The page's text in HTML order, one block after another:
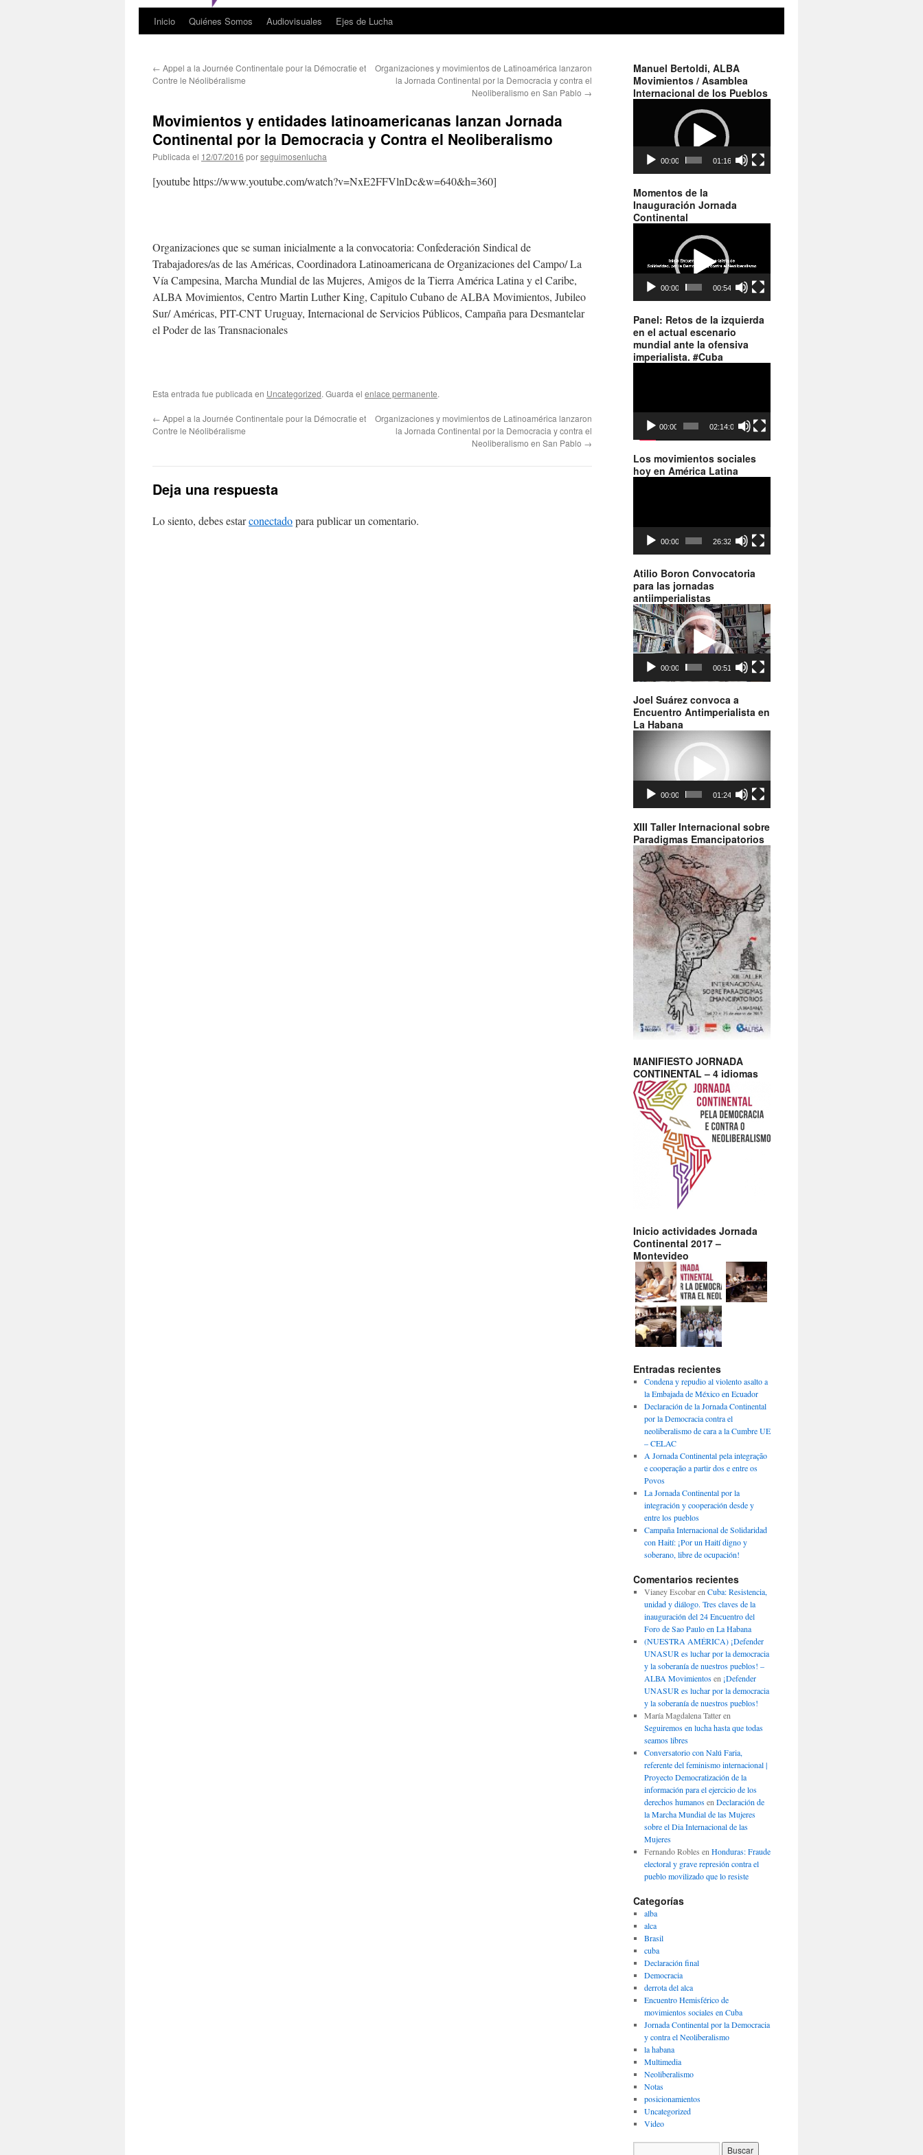
Inicio Quiénes Somos Audiovisuales Ejes de Lucha
← Appel a la Journée Continentale pour la Démocratie et
Contre le Néolibéralisme
Organizaciones y movimientos de Latinoamérica lanzaron
la Jornada Continental por la Democracia y contra el
Neoliberalismo en San Pablo →
Movimientos y entidades latinoamericanas lanzan Jornada
Continental por la Democracia y Contra el Neoliberalismo
Publicada el 12/07/2016 porseguimosenlucha
[youtube https://www.youtube.com/watch?v=NxE2FFVlnDc&w=640&h=360]
Organizaciones que se suman inicialmente a la convocatoria: Confederación Sindical de
Trabajadores/as de las Américas, Coordinadora Latinoamericana de Organizaciones del Campo/ La
Vía Campesina, Marcha Mundial de las Mujeres, Amigos de la Tierra América Latina y el Caribe,
ALBA Movimientos, Centro Martin Luther King, Capitulo Cubano de ALBA Movimientos, Jubileo
Sur/ Américas, PIT-CNT Uruguay, Internacional de Servicios Públicos, Campaña para Desmantelar
el Poder de las Transnacionales
Esta entrada fue publicada en Uncategorized. Guarda el enlace permanente.
← Appel a la Journée Continentale pour la Démocratie et
Contre le Néolibéralisme
Organizaciones y movimientos de Latinoamérica lanzaron
la Jornada Continental por la Democracia y contra el
Neoliberalismo en San Pablo →
Deja una respuesta
Lo siento, debes estarconectadopara publicar un comentario.
Manuel Bertoldi, ALBA
Movimientos / Asamblea
Internacional de los Pueblos
00:00 01:16
Momentos de la
Inauguración Jornada
Continental
00:00 00:54
Panel: Retos de la izquierda
en el actual escenario
mundial ante la ofensiva
imperialista. #Cuba
00:00 02:14:06
Los movimientos sociales
hoy en América Latina
00:00 26:32
Atilio Boron Convocatoria
para las jornadas
antiimperialistas
Reproductor
de
vídeo
00:00 00:51
Joel Suárez convoca a
Encuentro Antimperialista en
La Habana
00:00 01:24
XIII Taller Internacional sobre
Paradigmas Emancipatorios
MANIFIESTO JORNADA
CONTINENTAL – 4 idiomas
Inicio actividades Jornada
Continental 2017 –
Montevideo
Entradas recientes
Condena y repudio al violento asalto a
la Embajada de México en Ecuador
Declaración de la Jornada Continental
por la Democracia contra el
neoliberalismo de cara a la Cumbre UE
– CELAC
A Jornada Continental pela integração
e cooperação a partir dos e entre os
Povos
La Jornada Continental por la
integración y cooperación desde y
entre los pueblos
Campaña Internacional de Solidaridad
con Haití: ¡Por un Haití digno y
soberano, libre de ocupación!
Comentarios recientes
Vianey Escobaren Cuba: Resistencia,
unidad y diálogo. Tres claves de la
inauguración del 24 Encuentro del
Foro de Sao Paulo en La Habana
(NUESTRA AMÉRICA) ¡Defender
UNASUR es luchar por la democracia
y la soberanía de nuestros pueblos! –
ALBA Movimientosen ¡Defender
UNASUR es luchar por la democracia
y la soberanía de nuestros pueblos!
María Magdalena Tatteren
Seguiremos en lucha hasta que todas
seamos libres
Conversatorio con Nalú Faria,
referente del feminismo internacional |
Proyecto Democratización de la
información para el ejercicio de los
derechos humanosen Declaración de
la Marcha Mundial de las Mujeres
sobre el Dia Internacional de las
Mujeres
Fernando Robles en Honduras: Fraude
electoral y grave represión contra el
pueblo movilizado que lo resiste
Categorías
alba
alca
Brasil
cuba
Declaración final
Democracia
derrota del alca
Encuentro Hemisférico de
movimientos sociales en Cuba
Jornada Continental por la Democracia
y contra el Neoliberalismo
la habana
Multimedia
Neoliberalismo
Notas
posicionamientos
Uncategorized
Video